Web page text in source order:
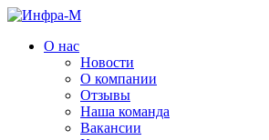
О нас
Новости
О компании
Отзывы
Наша команда
Вакансии